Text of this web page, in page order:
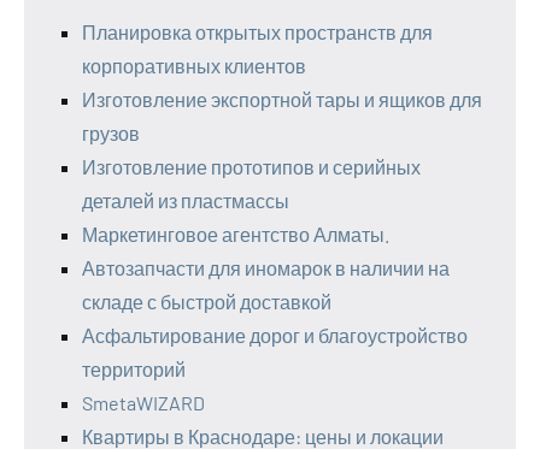
Планировка открытых пространств для
корпоративных клиентов
Изготовление экспортной тары и ящиков для
грузов
Изготовление прототипов и серийных
деталей из пластмассы
Маркетинговое агентство Алматы.
Автозапчасти для иномарок в наличии на
складе с быстрой доставкой
Асфальтирование дорог и благоустройство
территорий
SmetaWIZARD
Квартиры в Краснодаре: цены и локации